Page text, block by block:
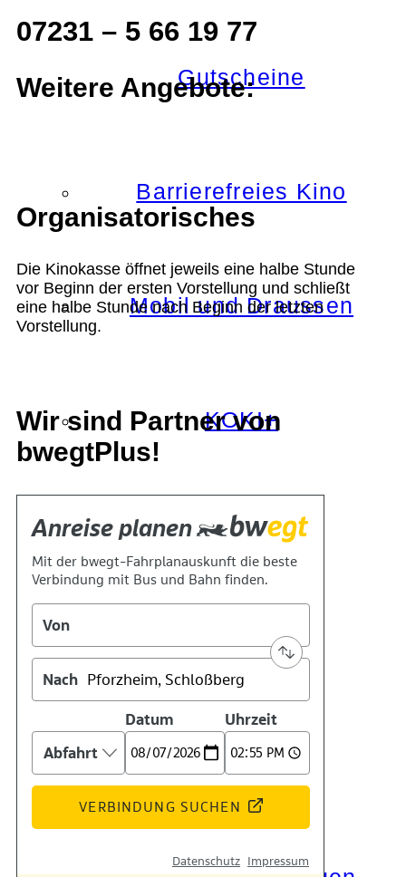
Gutscheine
Barrierefreies Kino
Mobil und Draussen
KOKI+
Kontakt
Kino
Das Team
07231 – 5 66 19 77
Weitere Angebote:
Organisatorisches
Die Kinokasse öffnet jeweils eine halbe Stunde
vor Beginn der ersten Vorstellung und schließt
eine halbe Stunde nach Beginn der letzten
Vorstellung.
Wir sind Partner von
bwegtPlus!